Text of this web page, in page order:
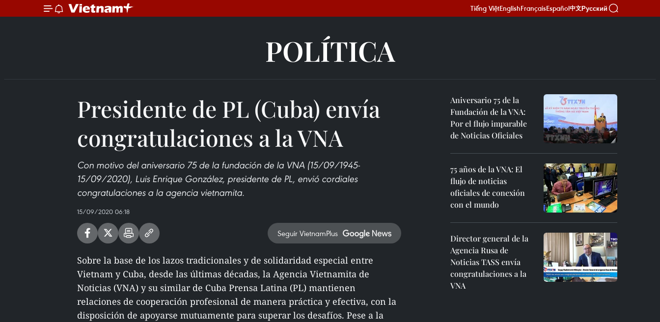
Tiếng ViệtEnglishFrançaisEspañol中文Русский
POLÍTICA
Presidente de PL (Cuba) envía
congratulaciones a la VNA
Con motivo del aniversario 75 de la fundación de la VNA (15/09/1945-
15/09/2020), Luis Enrique González, presidente de PL, envió cordiales
congratulaciones a la agencia vietnamita.
15/09/2020 06:18
Seguir VietnamPlus
Sobre la base de los lazos tradicionales y de solidaridad especial entre
Vietnam y Cuba, desde las últimas décadas, la Agencia Vietnamita de
Noticias (VNA) y su similar de Cuba Prensa Latina (PL) mantienen
relaciones de cooperación profesional de manera práctica y efectiva, con la
disposición de apoyarse mutuamente para superar los desafíos. Pese a la
Aniversario 75 de la
Fundación de la VNA:
Por el flujo imparable
de Noticias Oficiales
75 años de la VNA: El
flujo de noticias
oficiales de conexión
con el mundo
Director general de la
Agencia Rusa de
Noticias TASS envía
congratulaciones a la
VNA